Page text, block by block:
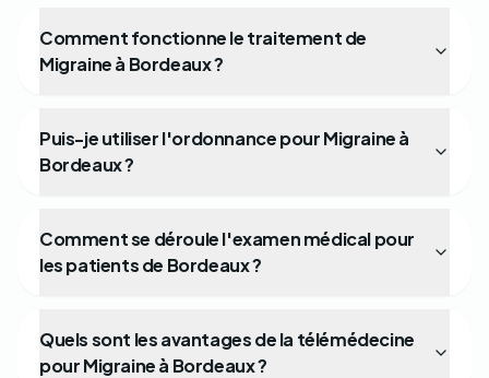
Comment fonctionne le traitement de
Migraine à Bordeaux ?
Puis-je utiliser l'ordonnance pour Migraine à
Bordeaux ?
Comment se déroule l'examen médical pour
les patients de Bordeaux ?
Quels sont les avantages de la télémédecine
pour Migraine à Bordeaux ?